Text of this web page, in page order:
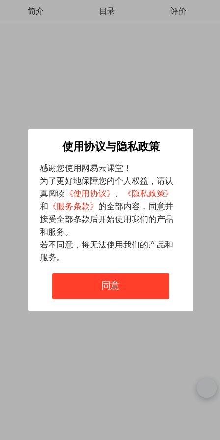
简介 目录 评价
使用协议与隐私政策
感谢您使用网易云课堂！
为了更好地保障您的个人权益，请认
真阅读 《使用协议》 、
《隐私政策》
和 《服务条款》 的全部内容，同意并
接受全部条款后开始使用我们的产品
和服务。
若不同意，将无法使用我们的产品和
服务。
同意